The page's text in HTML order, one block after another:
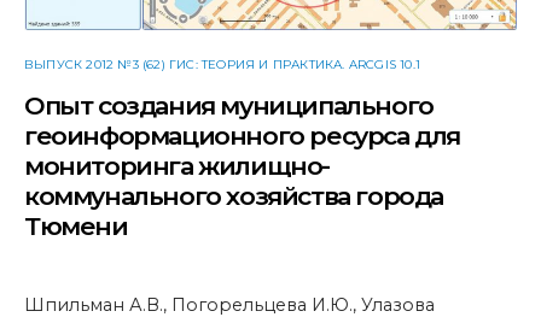
ВЫПУСК 2012 №3 (62) ГИС: ТЕОРИЯ И ПРАКТИКА. ARCGIS 10.1
Опыт создания муниципального
геоинформационного ресурса для
мониторинга жилищно-
коммунального хозяйства города
Тюмени
Шпильман А.В., Погорельцева И.Ю., Улазова